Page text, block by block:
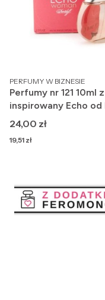
PRODUCENT
PERFUMY W BIZNESIE
Perfumy nr 121 10ml
inspirowany Echo
Cena
24,00 zł
Cena
19,51 zł